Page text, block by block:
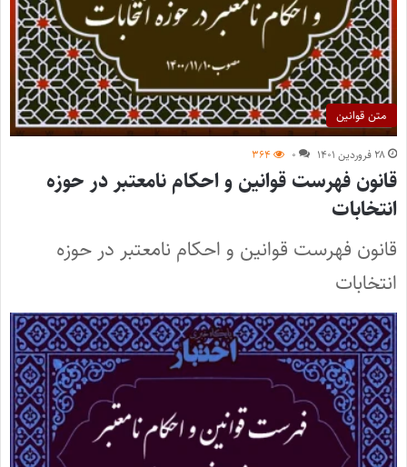
متن قوانین
۲۸ فروردین ۱۴۰۱ ۰ ۳۶۴
قانون فهرست قوانین و احکام نامعتبر در حوزه
انتخابات
قانون فهرست قوانين و احکام نامعتبر در حوزه
انتخابات